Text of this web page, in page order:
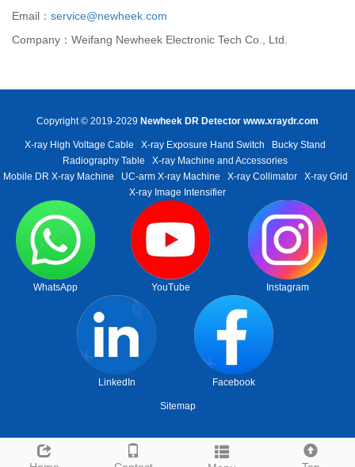
Email： service@newheek.com
Company：Weifang Newheek Electronic Tech Co., Ltd.
Copyright © 2019-2029 Newheek DR Detector www.xraydr.com
X-ray High Voltage Cable X-ray Exposure Hand Switch
Bucky Stand
Radiography Table
X-ray Machine and Accessories
Mobile DR X-ray Machine
UC-arm X-ray Machine X-ray Collimator
X-ray Grid
X-ray Image Intensifier
WhatsApp YouTube Instagram
LinkedIn Facebook
Sitemap